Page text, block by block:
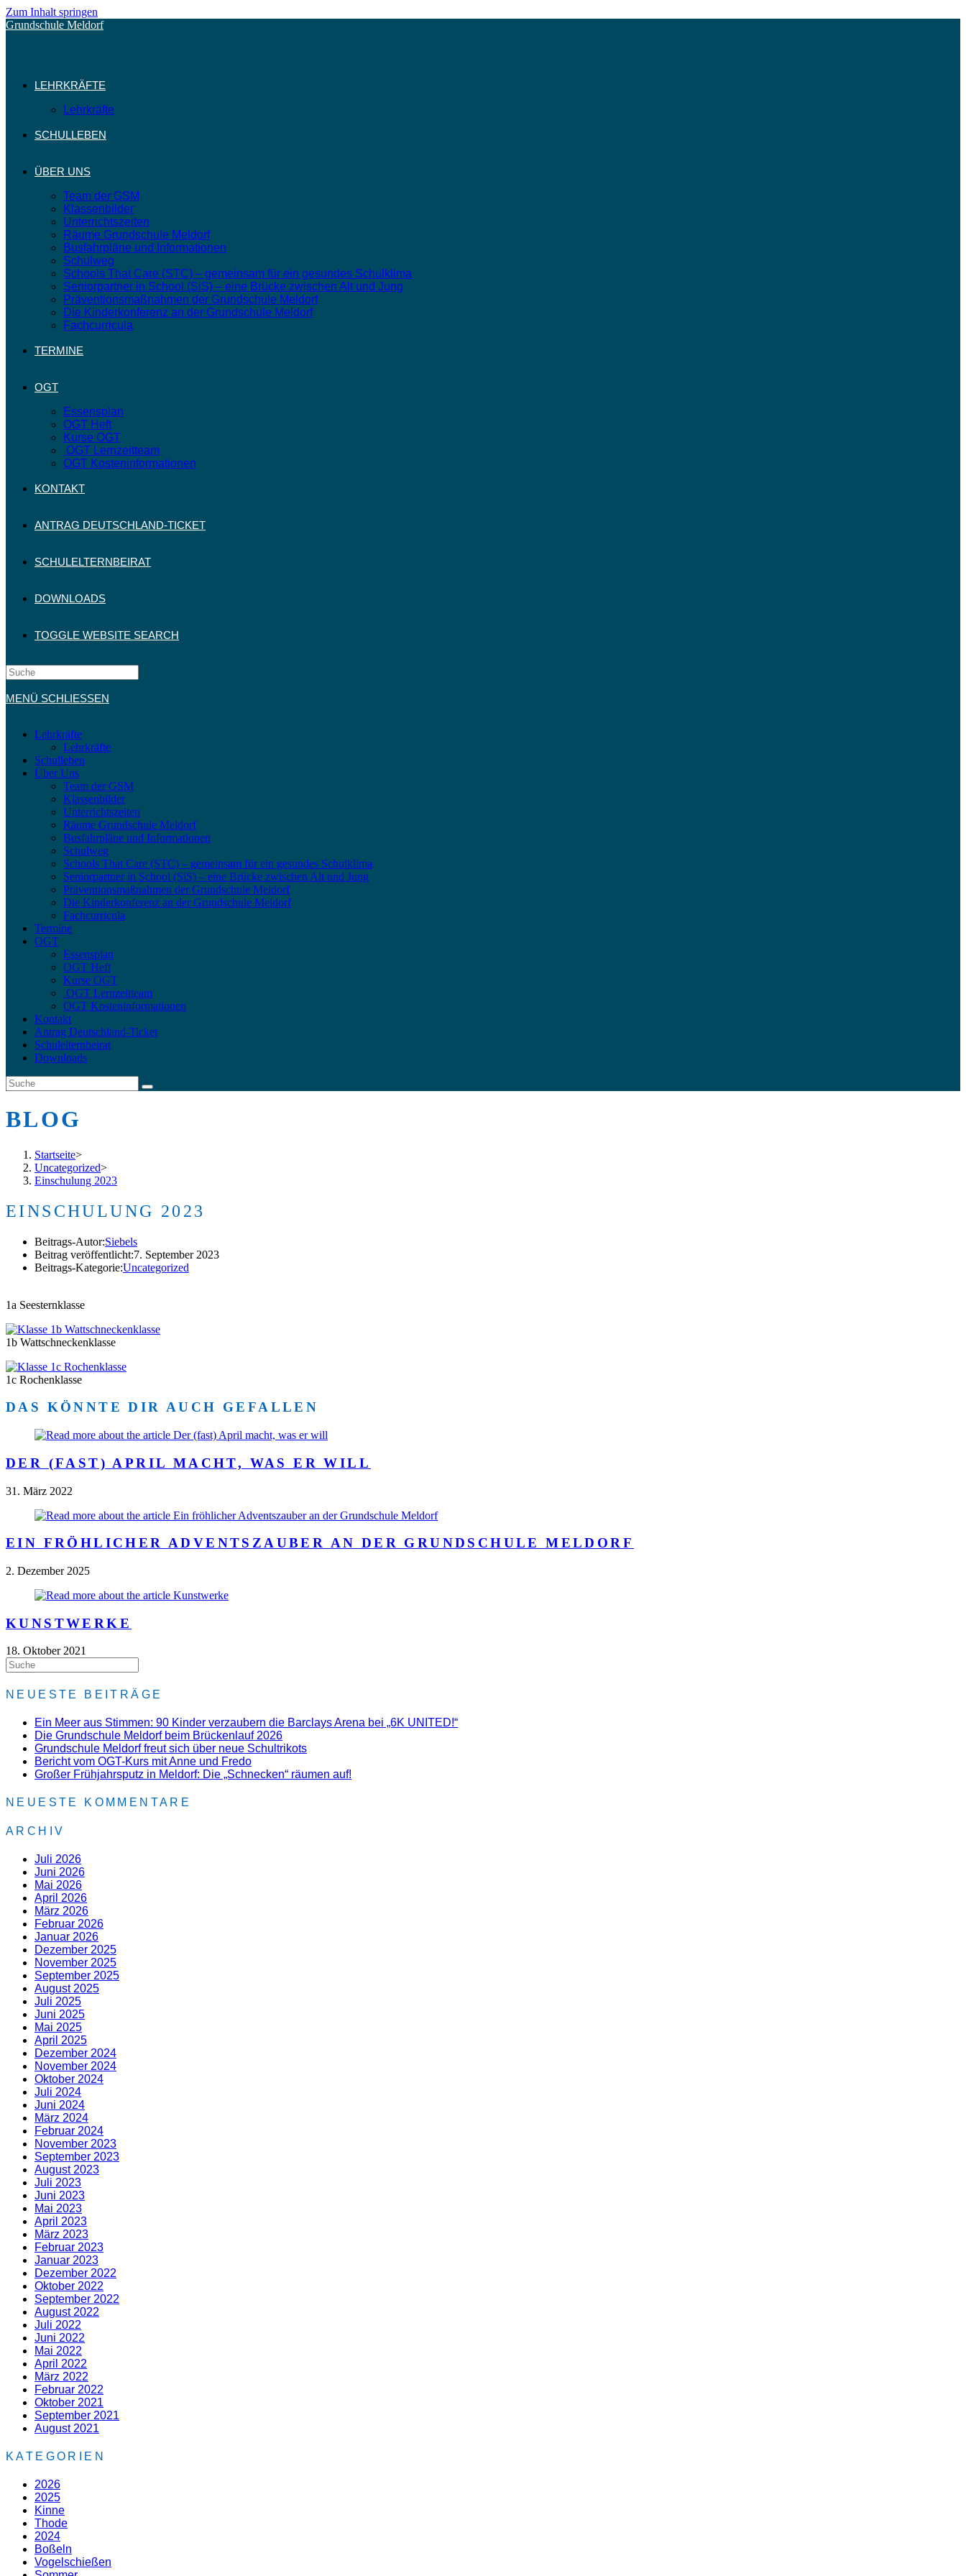
Zum Inhalt springen
Grundschule Meldorf
LEHRKRÄFTE
Lehrkräfte
SCHULLEBEN
ÜBER UNS
Team der GSM
Klassenbilder
Unterrichtszeiten
Räume Grundschule Meldorf
Busfahrpläne und Informationen
Schulweg
Schools That Care (STC) – gemeinsam für ein gesundes Schulklima
Seniorpartner in School (SiS) – eine Brücke zwischen Alt und Jung
Präventionsmaßnahmen der Grundschule Meldorf
Die Kinderkonferenz an der Grundschule Meldorf
Fachcurricula
TERMINE
OGT
Essensplan
OGT Heft
Kurse OGT
OGT Lernzeitteam
OGT Kosteninformationen
KONTAKT
ANTRAG DEUTSCHLAND-TICKET
SCHULELTERNBEIRAT
DOWNLOADS
TOGGLE WEBSITE SEARCH
MENÜ SCHLIESSEN
Lehrkräfte
Lehrkräfte
Schulleben
Über Uns
Team der GSM
Klassenbilder
Unterrichtszeiten
Räume Grundschule Meldorf
Busfahrpläne und Informationen
Schulweg
Schools That Care (STC) – gemeinsam für ein gesundes Schulklima
Seniorpartner in School (SiS) – eine Brücke zwischen Alt und Jung
Präventionsmaßnahmen der Grundschule Meldorf
Die Kinderkonferenz an der Grundschule Meldorf
Fachcurricula
Termine
OGT
Essensplan
OGT Heft
Kurse OGT
OGT Lernzeitteam
OGT Kosteninformationen
Kontakt
Antrag Deutschland-Ticket
Schulelternbeirat
Downloads
BLOG
Startseite>
Uncategorized>
Einschulung 2023
EINSCHULUNG 2023
Beitrags-Autor:Siebels
Beitrag veröffentlicht:7. September 2023
Beitrags-Kategorie:Uncategorized
1a Seesternklasse
1b Wattschneckenklasse
1c Rochenklasse
DAS KÖNNTE DIR AUCH GEFALLEN
DER (FAST) APRIL MACHT, WAS ER WILL
31. März 2022
EIN FRÖHLICHER ADVENTSZAUBER AN DER GRUNDSCHULE MELDORF
2. Dezember 2025
KUNSTWERKE
18. Oktober 2021
NEUESTE BEITRÄGE
Ein Meer aus Stimmen: 90 Kinder verzaubern die Barclays Arena bei „6K UNITED!“
Die Grundschule Meldorf beim Brückenlauf 2026
Grundschule Meldorf freut sich über neue Schultrikots
Bericht vom OGT-Kurs mit Anne und Fredo
Großer Frühjahrsputz in Meldorf: Die „Schnecken“ räumen auf!
NEUESTE KOMMENTARE
ARCHIV
Juli 2026
Juni 2026
Mai 2026
April 2026
März 2026
Februar 2026
Januar 2026
Dezember 2025
November 2025
September 2025
August 2025
Juli 2025
Juni 2025
Mai 2025
April 2025
Dezember 2024
November 2024
Oktober 2024
Juli 2024
Juni 2024
März 2024
Februar 2024
November 2023
September 2023
August 2023
Juli 2023
Juni 2023
Mai 2023
April 2023
März 2023
Februar 2023
Januar 2023
Dezember 2022
Oktober 2022
September 2022
August 2022
Juli 2022
Juni 2022
Mai 2022
April 2022
März 2022
Februar 2022
Oktober 2021
September 2021
August 2021
KATEGORIEN
2026
2025
Kinne
Thode
2024
Boßeln
Vogelschießen